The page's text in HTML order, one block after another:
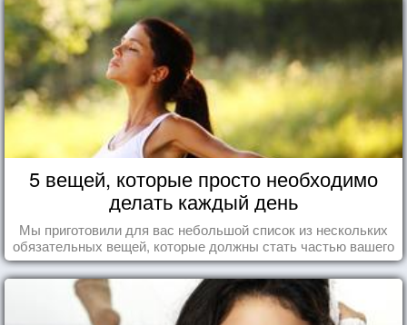
5 вещей, которые просто необходимо
делать каждый день
Мы приготовили для вас небольшой список из нескольких
обязательных вещей, которые должны стать частью вашего
дня.